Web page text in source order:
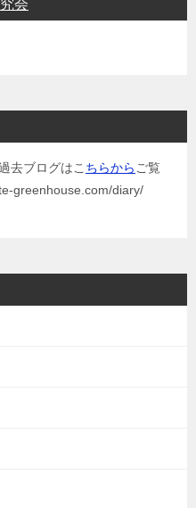
会
去ブログはこ ちらから ご覧
greenhouse.com/diary/